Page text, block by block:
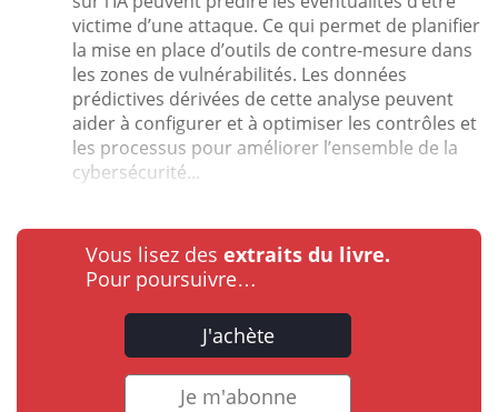
victime d’une attaque. Ce qui permet de planifier
la mise en place d’outils de contre-mesure dans
les zones de vulnérabilités. Les données
prédictives dérivées de cette analyse peuvent
aider à configurer et à optimiser les contrôles et
les processus pour améliorer l’ensemble de la
cybersécurité...
Vous lisez des extraits du livre.
Pour poursuivre…
J'achète
Je m'abonne